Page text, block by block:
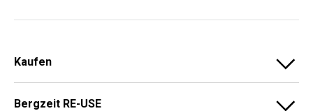
Kaufen
Bergzeit RE-USE